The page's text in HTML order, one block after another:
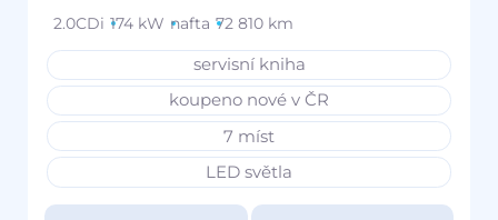
2.0CDi 174 kW nafta 72 810 km
servisní kniha
koupeno nové v ČR
7 míst
LED světla